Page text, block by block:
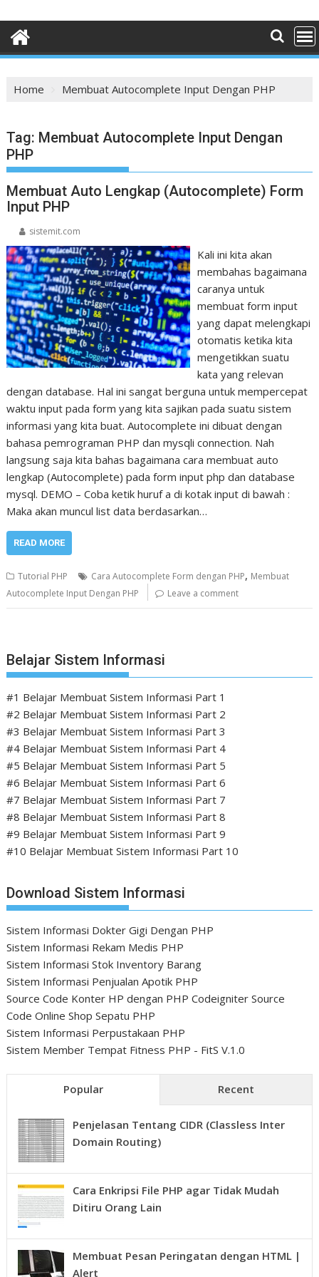
Home Membuat Autocomplete Input Dengan PHP
Tag: Membuat Autocomplete Input Dengan
PHP
Membuat Auto Lengkap (Autocomplete) Form
Input PHP
sistemit.com
Kali ini kita akan
membahas bagaimana
caranya untuk
membuat form input
yang dapat melengkapi
otomatis ketika kita
mengetikkan suatu
kata yang relevan
dengan database. Hal ini sangat berguna untuk mempercepat
waktu input pada form yang kita sajikan pada suatu sistem
informasi yang kita buat. Autocomplete ini dibuat dengan
bahasa pemrograman PHP dan mysqli connection. Nah
langsung saja kita bahas bagaimana cara membuat auto
lengkap (Autocomplete) pada form input php dan database
mysql. DEMO – Coba ketik huruf a di kotak input di bawah :
Maka akan muncul list data berdasarkan…
READ MORE
Tutorial PHP Cara Autocomplete Form dengan PHP, Membuat
Autocomplete Input Dengan PHP
Leave a comment
Belajar Sistem Informasi
#1 Belajar Membuat Sistem Informasi Part 1
#2 Belajar Membuat Sistem Informasi Part 2
#3 Belajar Membuat Sistem Informasi Part 3
#4 Belajar Membuat Sistem Informasi Part 4
#5 Belajar Membuat Sistem Informasi Part 5
#6 Belajar Membuat Sistem Informasi Part 6
#7 Belajar Membuat Sistem Informasi Part 7
#8 Belajar Membuat Sistem Informasi Part 8
#9 Belajar Membuat Sistem Informasi Part 9
#10 Belajar Membuat Sistem Informasi Part 10
Download Sistem Informasi
Sistem Informasi Dokter Gigi Dengan PHP
Sistem Informasi Rekam Medis PHP
Sistem Informasi Stok Inventory Barang
Sistem Informasi Penjualan Apotik PHP
Source Code Konter HP dengan PHP Codeigniter Source
Code Online Shop Sepatu PHP
Sistem Informasi Perpustakaan PHP
Sistem Member Tempat Fitness PHP - FitS V.1.0
Popular Recent
Penjelasan Tentang CIDR (Classless Inter
Domain Routing)
Cara Enkripsi File PHP agar Tidak Mudah
Ditiru Orang Lain
Membuat Pesan Peringatan dengan HTML |
Alert